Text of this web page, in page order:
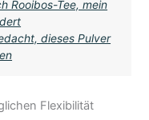
Rooibos-Tee, mein
dieses Pulver
Flexibilität